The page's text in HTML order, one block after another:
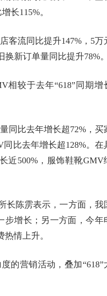
长115%。
客流同比提升147%，5万
新订单量同比提升78%。
相较于去年“618”同期增
同比去年增长超72%，买
比去年增长超128%。在
近500%，服饰鞋靴GMV
长陈雳表示，一方面，我
步增长；另一方面，今年
情上升。
的营销活动，叠加“618”